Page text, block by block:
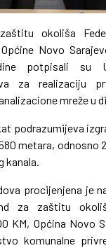
okoliša
Novo
potpisali su
za realizaciju
mreže u
podrazumijeva
metara, odnosno
kanala.
procijenjena je
za zaštitu
KM, Općina Novo
komunalne